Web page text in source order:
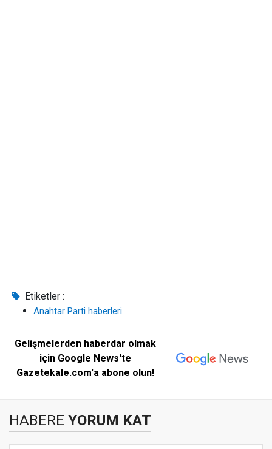
Etiketler :
Anahtar Parti haberleri
Gelişmelerden haberdar olmak
için Google News'te
Gazetekale.com'a abone olun!
HABERE YORUM KAT